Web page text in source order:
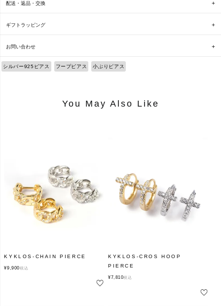
配送・返品・交換
ギフトラッピング
お問い合わせ
シルバー925ピアス フープピアス 小ぶりピアス
You May Also Like
KYKLOS-CHAIN PIERCE
¥9,900税込
KYKLOS-CROS HOOP
PIERCE
¥7,810税込